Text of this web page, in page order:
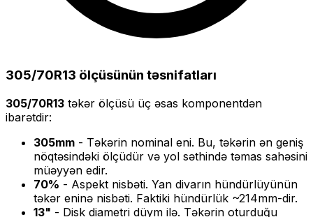
305/70R13 ölçüsünün təsnifatları
305/70R13 təkər ölçüsü üç əsas komponentdən
ibarətdir:
305mm - Təkərin nominal eni. Bu, təkərin ən geniş
nöqtəsindəki ölçüdür və yol səthində təmas sahəsini
müəyyən edir.
70% - Aspekt nisbəti. Yan divarın hündürlüyünün
təkər eninə nisbəti. Faktiki hündürlük ~214mm-dir.
13" - Disk diametri düym ilə. Təkərin oturduğu